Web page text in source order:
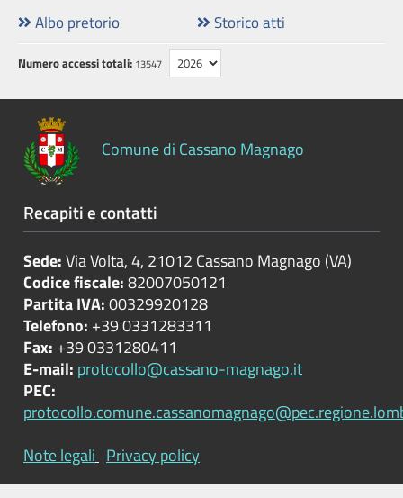
Albo pretorio Storico atti
Numero accessi totali: 13547
Comune di Cassano Magnago
Recapiti e contatti
Sede:Via Volta, 4, 21012 Cassano Magnago (VA)
Codice fiscale:82007050121
Partita IVA:00329920128
Telefono: +39 0331283311
Fax: +39 0331280411
E-mail: protocollo@cassano-magnago.it
PEC:
Note legali Privacy policy